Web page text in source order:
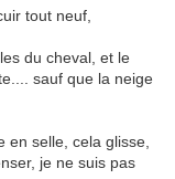
tout neuf,
du cheval, et le
sauf que la neige
en selle, cela glisse,
je ne suis pas